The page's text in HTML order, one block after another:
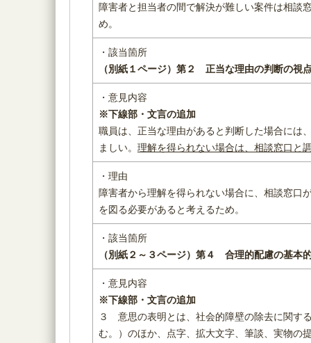
障害者と担当者の間で解決が難しい案件は相談
め。
・該当箇所
（別紙１ページ） 第２ 正当な理由の判断の
・意見内容
※下線部・文言の追加
職員は、正当な理由があると判断した場合には
ましい。 理解を得られない場合は、相談窓口と
・理由
障害者から理解を得られない場合に、相談窓口
を図る必要があると考えるため。
・該当箇所
（別紙２～３ページ） 第４ 合理的配慮の基本
・意見内容
※下線部・文言の追加
３ 意思の表明とは、社会的障壁の除去に関す
む。）のほか、点字、拡大文字、筆談、実物の